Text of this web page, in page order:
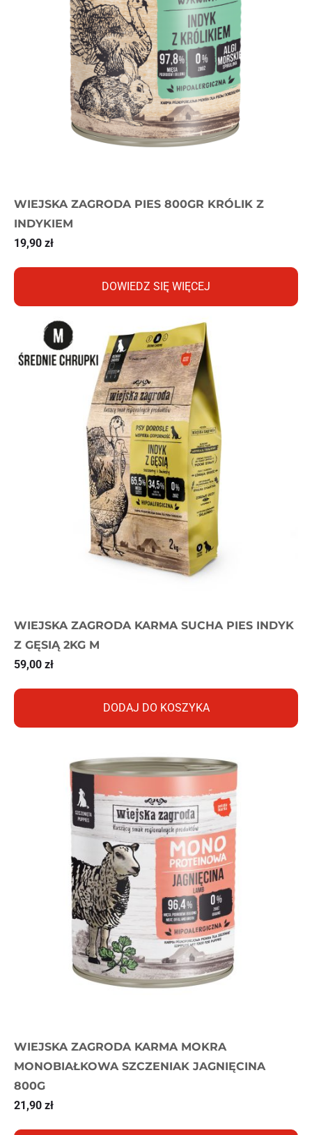
WIEJSKA ZAGRODA PIES 800GR KRÓLIK Z
INDYKIEM
19,90 zł
DOWIEDZ SIĘ WIĘCEJ
WIEJSKA ZAGRODA KARMA SUCHA PIES INDYK
Z GĘSIĄ 2KG M
59,00 zł
DODAJ DO KOSZYKA
WIEJSKA ZAGRODA KARMA MOKRA
MONOBIAŁKOWA SZCZENIAK JAGNIĘCINA
800G
21,90 zł